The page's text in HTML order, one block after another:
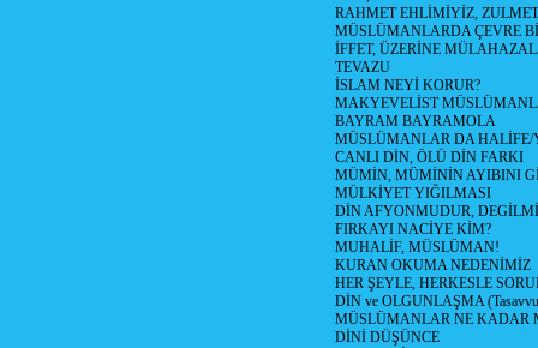
RAHMET EHLİMİYİZ,
MÜSLÜMANLARDA ÇEVRE
İFFET, ÜZERİNE
TEVAZU
İSLAM NEYİ KORUR?
MAKYEVELİST
BAYRAM BAYRAMOLA
MÜSLÜMANLAR DA HALİFE/
CANLI DİN, ÖLÜ DİN FARKI
MÜMİN, MÜMİNİN AYIBINI
MÜLKİYET YIĞILMASI
DİN AFYONMUDUR,
FIRKAYI NACİYE KİM?
MUHALİF, MÜSLÜMAN!
KURAN OKUMA NEDENİMİZ
HER ŞEYLE, HERKESLE
DİN ve OLGUNLAŞMA
MÜSLÜMANLAR NE KADAR
DİNİ DÜŞÜNCE